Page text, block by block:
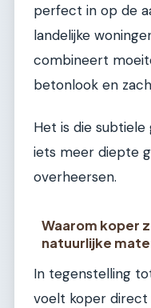
perfect in op de
landelijke
combineert
betonlook en
Het is die
iets meer diepte
overheersen.
Waarom koper
natuurlijke
In tegenstelling
voelt koper direct